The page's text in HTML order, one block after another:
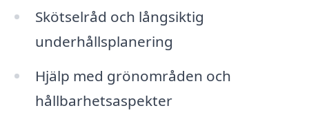
Skötselråd och långsiktig
underhållsplanering
Hjälp med grönområden och
hållbarhetsaspekter